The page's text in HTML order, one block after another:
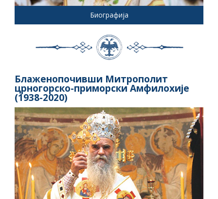
Биографија
Блаженопочивши Митрополит
црногорско-приморски Амфилохије
(1938-2020)